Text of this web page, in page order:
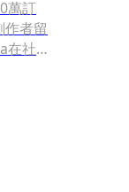
萬訂
者留
在社群